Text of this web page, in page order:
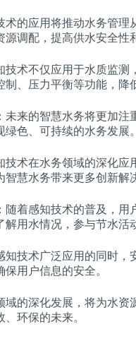
术的应用将推动水务管
调配，提高供水安全性
技术不仅应用于水质监
、压力平衡等功能，降
：未来的智慧水务将更加
色、可持续的水务发展。
技术在水务领域的深化
慧水务带来更多创新解
：随着感知技术的普及，
用水情况，参与节水活
知技术广泛应用的同时
用户信息的安全。
域的深化发展，将为水
环保的未来。